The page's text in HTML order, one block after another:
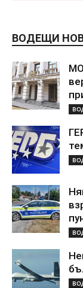
ВОДЕЩИ